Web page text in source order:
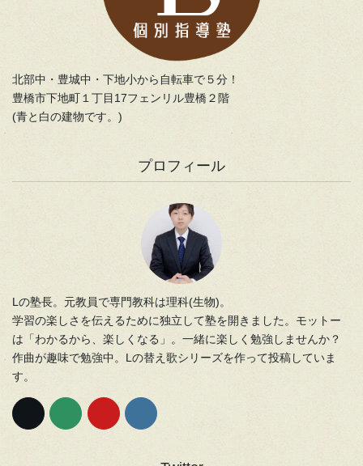
北部中・豊城中・下地小から自転車で５分！
豊橋市下地町１丁目17フェンリル豊橋２階
(青と白の建物です。)
プロフィール
Lの塾長。元教員で専門教科は理科(生物)。
学習の楽しさを伝えるために独立して塾を開きました。モットー
は「わかるから、楽しくなる」。一緒に楽しく勉強しませんか？
作曲が趣味で勉強中。Lの替え歌シリーズを作って投稿していま
す。